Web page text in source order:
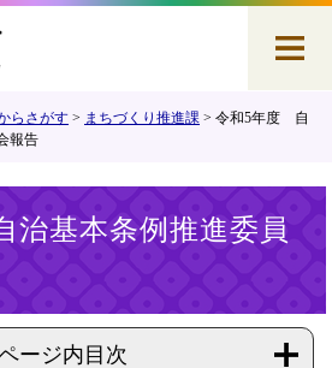
らさがす > まちづくり推進課 > 令和5年度 自
報告
基本条例推進委員
ージ内目次